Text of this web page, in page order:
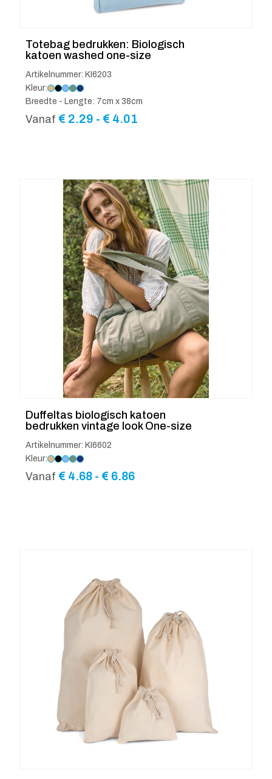
Totebag bedrukken: Biologisch
katoen washed one-size
Artikelnummer: KI6203
Kleur:
Breedte - Lengte: 7cm x 38cm
Vanaf € 2.29 - € 4.01
Duffeltas biologisch katoen
bedrukken vintage look One-size
Artikelnummer: KI6602
Kleur:
Vanaf € 4.68 - € 6.86Prijsklasse: